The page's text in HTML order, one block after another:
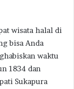
wisata halal di
bisa Anda
waktu
1834 dan
Sukapura